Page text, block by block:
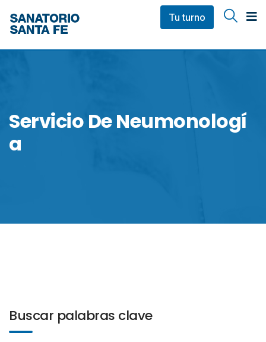
Tu turno
Servicio De Neumonologí
A
Buscar palabras clave